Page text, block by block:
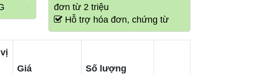
đơn từ 2 triệu
Hỗ trợ hóa đơn, chứng từ
Giá Số lượng